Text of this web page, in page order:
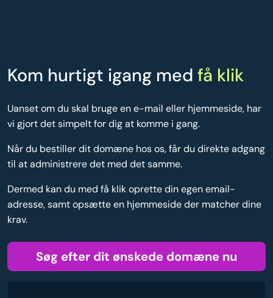
Kom hurtigt igang med få klik
Uanset om du skal bruge en e-mail eller hjemmeside, har
vi gjort det simpelt for dig at komme i gang.
Når du bestiller dit domæne hos os, får du direkte adgang
til at administrere det med det samme.
Dermed kan du med få klik oprette din egen email-
adresse, samt opsætte en hjemmeside der matcher dine
krav.
Søg efter dit ønskede domæne nu